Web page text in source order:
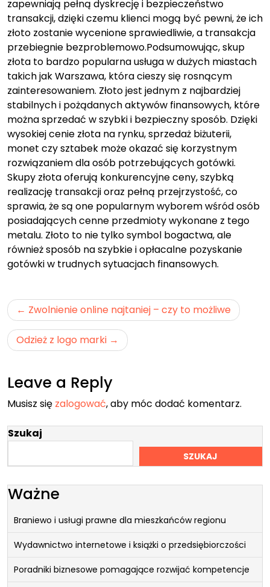
zapewniają pełną dyskrecję i bezpieczeństwo
transakcji, dzięki czemu klienci mogą być pewni, że ich
złoto zostanie wycenione sprawiedliwie, a transakcja
przebiegnie bezproblemowo.Podsumowując, skup
złota to bardzo popularna usługa w dużych miastach
takich jak Warszawa, która cieszy się rosnącym
zainteresowaniem. Złoto jest jednym z najbardziej
stabilnych i pożądanych aktywów finansowych, które
można sprzedać w szybki i bezpieczny sposób. Dzięki
wysokiej cenie złota na rynku, sprzedaż biżuterii,
monet czy sztabek może okazać się korzystnym
rozwiązaniem dla osób potrzebujących gotówki.
Skupy złota oferują konkurencyjne ceny, szybką
realizację transakcji oraz pełną przejrzystość, co
sprawia, że są one popularnym wyborem wśród osób
posiadających cenne przedmioty wykonane z tego
metalu. Złoto to nie tylko symbol bogactwa, ale
również sposób na szybkie i opłacalne pozyskanie
gotówki w trudnych sytuacjach finansowych.
Nawigacja
wpisu
Zwolnienie online najtaniej – czy to możliwe
Odzież z logo marki
Leave a Reply
Musisz się zalogować, aby móc dodać komentarz.
Szukaj
SZUKAJ
Ważne
Braniewo i usługi prawne dla mieszkańców regionu
Wydawnictwo internetowe i książki o przedsiębiorczości
Poradniki biznesowe pomagające rozwijać kompetencje